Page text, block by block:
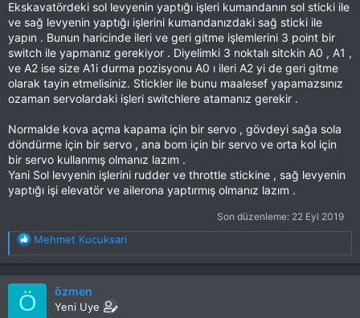
Ekskavatördeki sol levyenin yaptığı işleri kumandanın sol sticki ile
ve sağ levyenin yaptığı işlerini kumandanızdaki sağ sticki ile
yapın . Bunun haricinde ileri ve geri gitme işlemlerini 3 point bir
switch ile yapmanız gerekiyor . Diyelimki 3 noktalı sitckin A0 , A1 ,
ve A2 ise size A1i durma pozisyonu A0 ı ileri A2 yi de geri gitme
olarak tayin etmelisiniz. Stickler ile bunu maalesef yapamazsınız
ozaman servolardaki işleri switchlere atamanız gerekir .
Normalde kova açma kapama için bir servo , gövdeyi sağa sola
döndürme için bir servo , ana bom için bir servo ve orta kol için
bir servo kullanmış olmanız lazım .
Yani Sol levyenin işlerini rudder ve throttle stickine , sağ levyenin
yaptığı işi elevatör ve ailerona yaptırmış olmanız lazım .
Son düzenleme: 22 Eyl 2019
T
e
p
k
i
l
Mehmet Kucuksari
Ö özmen
Yeni Uye